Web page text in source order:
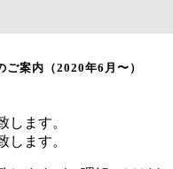
内（2020年
ご案内（2020年6月〜）
します。
します。